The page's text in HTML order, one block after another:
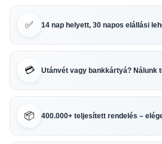
✅ 14 nap helyett, 30 napos elállási
💳 Utánvét vagy bankkártyá? Nálunk
📦 400.000+ teljesített rendelés –